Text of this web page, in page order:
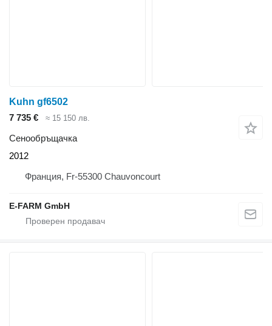
Kuhn gf6502
7 735 €
≈ 15 150 лв.
Сенообръщачка
2012
Франция, Fr-55300 Chauvoncourt
E-FARM GmbH